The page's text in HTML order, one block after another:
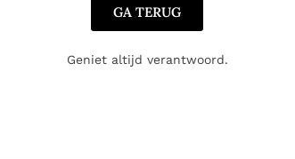
GA TERUG
Geniet altijd verantwoord.